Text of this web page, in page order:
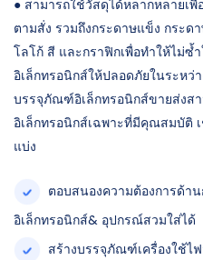
● สามารถใช้วัสดุได้หลากหลายเ
ตามสั่ง รวมถึงกระดาษแข็ง กระ
โลโก้ สี และกราฟิกเพื่อทำให้ไม่ซ้
อิเล็กทรอนิกส์ให้ปลอดภัยในระหว่
บรรจุภัณฑ์อิเล็กทรอนิกส์ขายส่งส
อิเล็กทรอนิกส์เฉพาะที่มีคุณสมบัติ
แบ่ง
ตอบสนองความต้องการด้า
อิเล็กทรอนิกส์& อุปกรณ์สวมใส่ได้
สร้างบรรจุภัณฑ์เครื่องใช้